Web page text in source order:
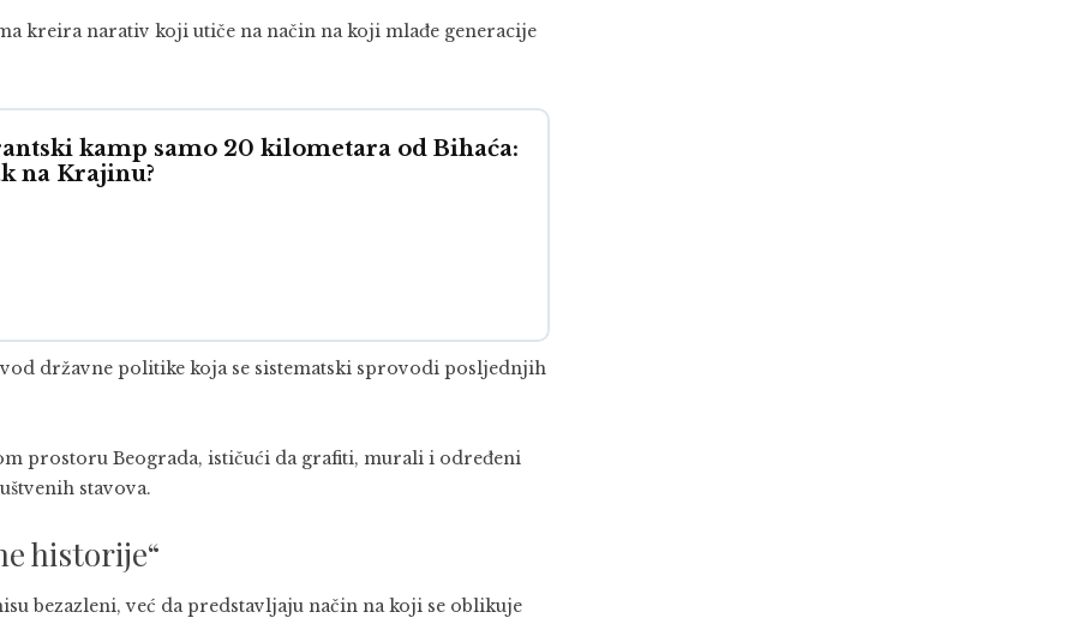
kreira narativ koji utiče na način na koji mlađe generacije
kamp samo 20 kilometara od Bihaća:
na Krajinu?
državne politike koja se sistematski sprovodi posljednjih
prostoru Beograda, ističući da grafiti, murali i određeni
stavova.
historije“
bezazleni, već da predstavljaju način na koji se oblikuje